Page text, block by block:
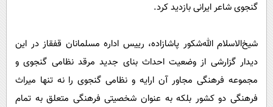
حوادث
محیط زیست
دانلود
گنجوی شاعر ایرانی بازدید کرد.
شیخ‌الاسلام الله‌شکور پاشازاده، رییس اداره مسلمانان قفقاز در این
دیدار گزارشی از وضعیت احداث بنای جدید مرقد نظامی گنجوی و
مجموعه فرهنگی مجاور آن ارایه و نظامی گنجوی را نه تنها میراث
فرهنگی دو کشور بلکه به عنوان شخصیتی فرهنگی متعلق به تمام